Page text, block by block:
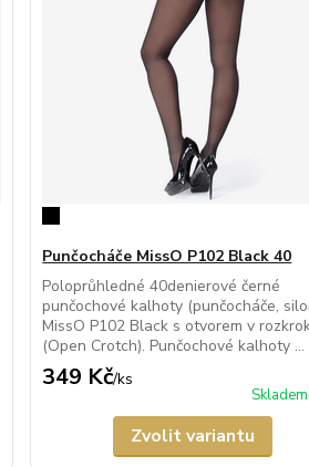
Punčocháče MissO P102 Black 40
Poloprůhledné 40denierové černé
punčochové kalhoty (punčocháče,
MissO P102 Black s otvorem v
(Open Crotch). Punčochové kalhoty ...
349 Kč/ks
Zvolit variantu